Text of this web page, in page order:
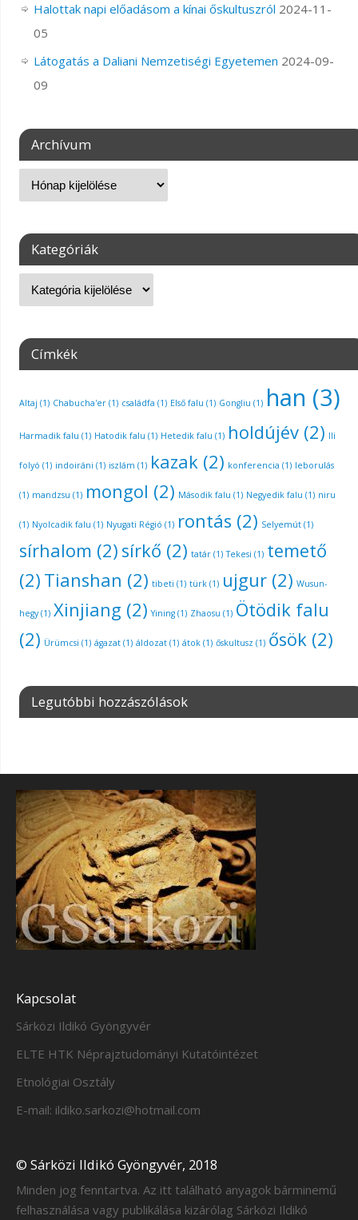
Halottak napi előadásom a kínai őskultuszról 2024-11-
05
Látogatás a Daliani Nemzetiségi Egyetemen 2024-09-
09
Archívum
Kategóriák
Címkék
Altaj (1) Chabucha'er(1) családfa (1) Első falu (1) Gongliu (1) han (3)
Harmadik falu (1) Hatodik falu (1) Hetedik falu (1) holdújév(2) Ili
folyó (1) indoiráni (1) iszlám (1) kazak(2) konferencia (1) leborulás
(1) mandzsu (1) mongol (2) Második falu (1) Negyedik falu (1) niru
(1) Nyolcadik falu (1) Nyugati Régió (1) rontás (2) Selyemút(1)
sírhalom (2) sírkő (2) tatár(1) Tekesi (1) temető
(2) Tianshan (2) tibeti (1) türk(1) ujgur(2) Wusun-
hegy(1) Xinjiang (2) Yining(1) Zhaosu (1) Ötödik falu
(2) Ürümcsi (1) ágazat(1) áldozat(1) átok(1) őskultusz (1) ősök(2)
Legutóbbi hozzászólások
Kapcsolat
Sárközi Ildikó Gyöngyvér
ELTE HTK Néprajztudományi Kutatóintézet
Etnológiai Osztály
E-mail: ildiko.sarkozi@hotmail.com
© Sárközi Ildikó Gyöngyvér, 2018
Minden jog fenntartva. Az itt található anyagok bárminemű
felhasználása vagy publikálása kizárólag Sárközi Ildikó